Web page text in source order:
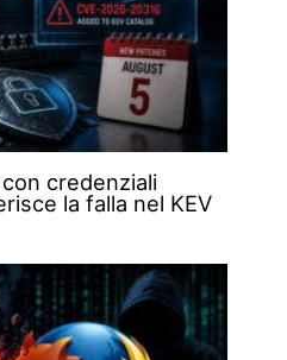
credenziali
la falla nel KEV